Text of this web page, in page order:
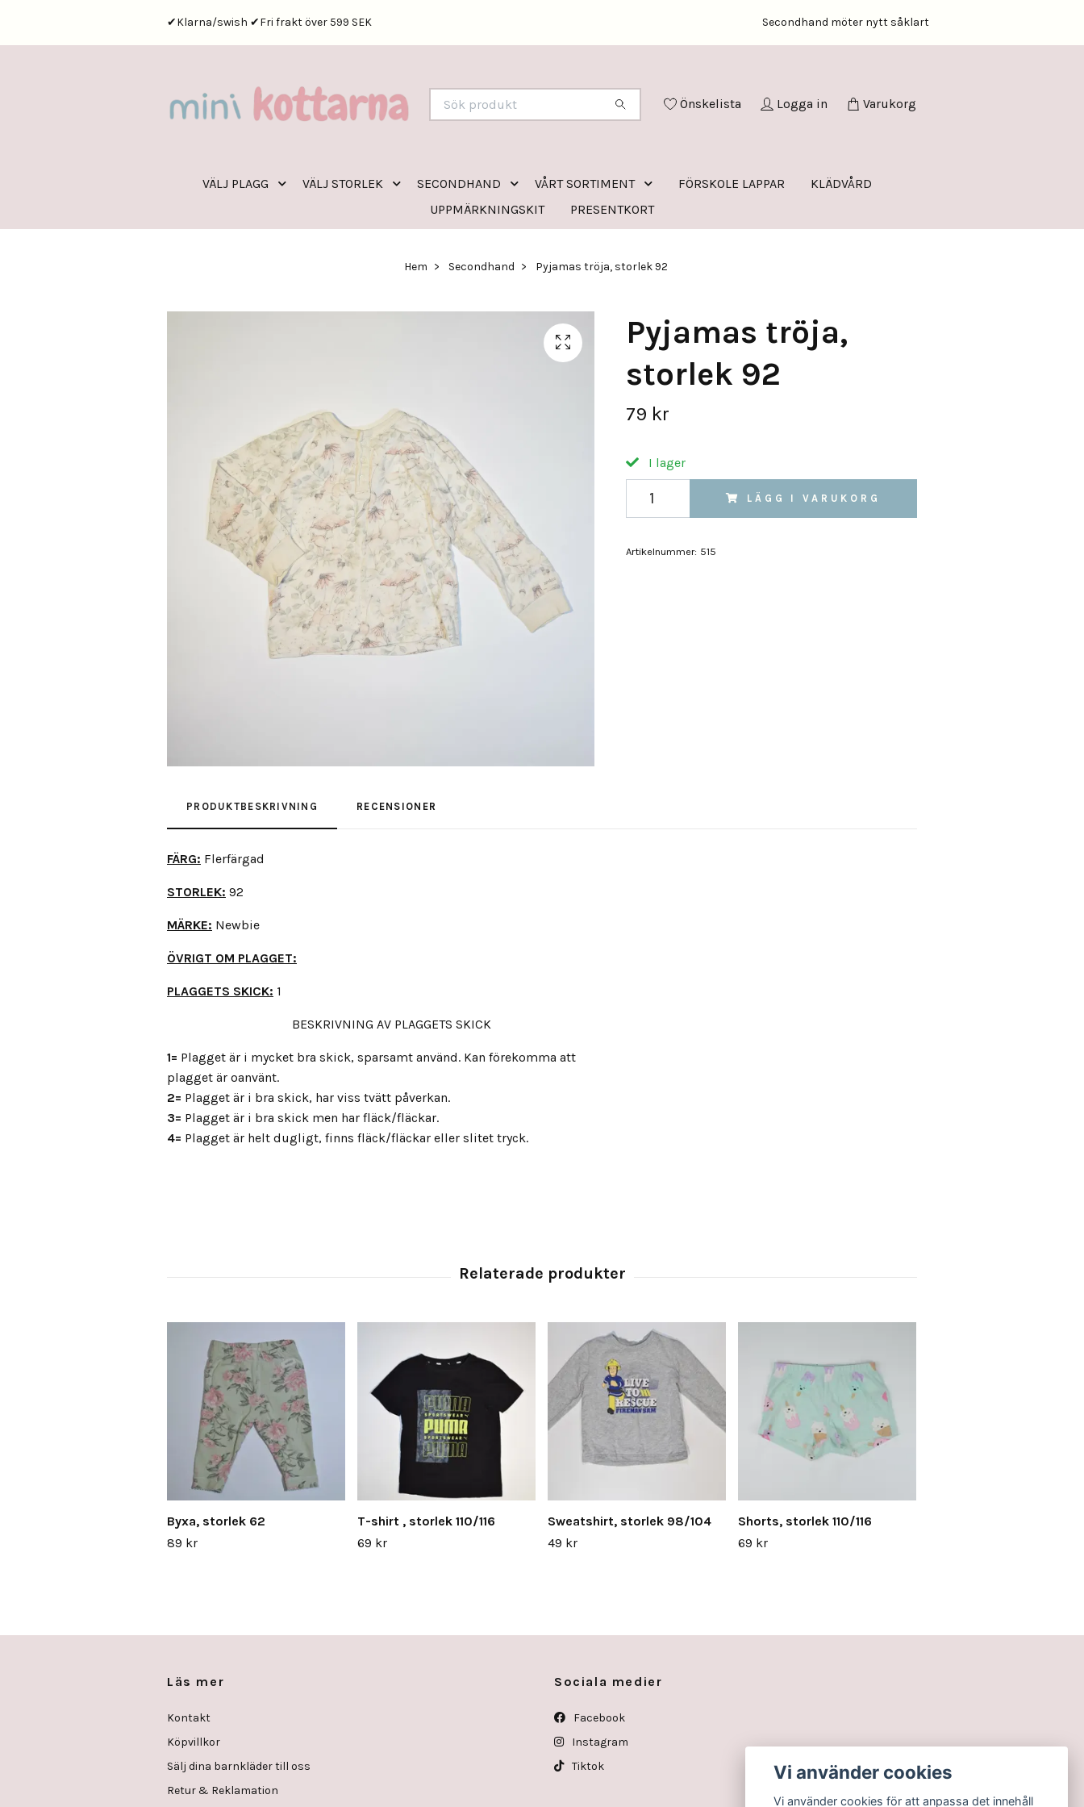
✔Klarna/swish ✔Fri frakt över 599 SEK Secondhand möter nytt såklart
Önskelista Logga in Varukorg
VÄLJ PLAGG VÄLJ STORLEK SECONDHAND VÅRT SORTIMENT FÖRSKOLE LAPPAR
KLÄDVÅRD
UPPMÄRKNINGSKIT
PRESENTKORT
Hem Secondhand Pyjamas tröja, storlek 92
Pyjamas tröja,
storlek 92
79 kr
I lager
LÄGG I VARUKORG
Artikelnummer: 515
PRODUKTBESKRIVNING RECENSIONER
FÄRG: Flerfärgad
STORLEK: 92
MÄRKE: Newbie
ÖVRIGT OM PLAGGET:
PLAGGETS SKICK: 1
BESKRIVNING AV PLAGGETS SKICK
1= Plagget är i mycket bra skick, sparsamt använd. Kan förekomma att
plagget är oanvänt.
2= Plagget är i bra skick, har viss tvätt påverkan.
3= Plagget är i bra skick men har fläck/fläckar.
4= Plagget är helt dugligt, finns fläck/fläckar eller slitet tryck.
Byxa, storlek 62
89 kr
T-shirt , storlek 110/116
69 kr
Sweatshirt, storlek 98/104
49 kr
Shorts, storlek 110/116
69 kr
Läs mer
Kontakt
Köpvillkor
Sälj dina barnkläder till oss
Retur & Reklamation
Sociala medier
Facebook
Instagram
Tiktok
Vi använder cookies
Vi använder cookies för att anpassa det innehåll